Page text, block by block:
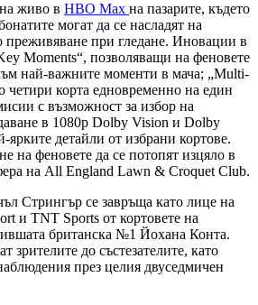
живо в HBO Max на пазарите, където
могат да се насладят на
преживяване при гледане. Иновации в
Moments“, позволяващи на феновете
най-важните моменти в мача; „Multi-
четири корта едновременно на един
с възможност за избор на
в 1080p Dolby Vision и Dolby
ярките детайли от избрани кортове.
на феновете да се потопят изцяло в
на All England Lawn & Croquet Club.
Стрингър се завръща като лице на
и TNT Sports от кортовете на
британска №1 Йохана Конта.
зрителите до състезателите, като
през целия двуседмичен